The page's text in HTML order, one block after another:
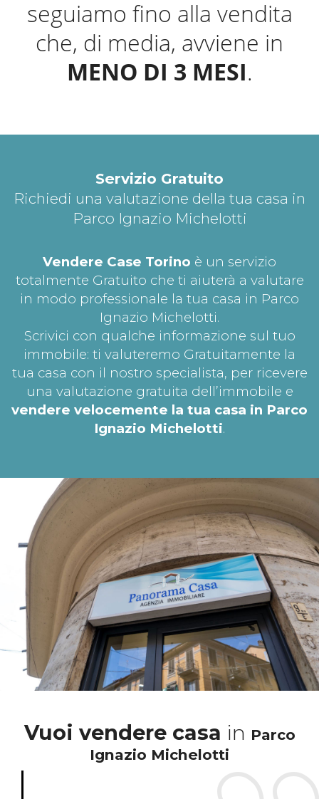
seguiamo fino alla vendita
che, di media, avviene in
MENO DI 3 MESI.
Servizio Gratuito
Richiedi una valutazione della tua casa in
Parco Ignazio Michelotti
Vendere Case Torino è un servizio
totalmente Gratuito che ti aiuterà a valutare
in modo professionale la tua casa in Parco
Ignazio Michelotti.
Scrivici con qualche informazione sul tuo
immobile: ti valuteremo Gratuitamente la
tua casa con il nostro specialista, per ricevere
una valutazione gratuita dell’immobile e
vendere velocemente la tua casa in Parco
Ignazio Michelotti.
Vuoi vendere casa in Parco
Ignazio Michelotti